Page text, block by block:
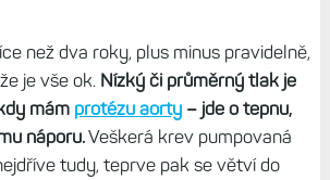
než dva roky, plus minus pravidelně,
je vše ok. Nízký či průměrný tlak je
mám protézu aorty– jde o tepnu,
náporu.Veškerá krev pumpovaná
tudy, teprve pak se větví do